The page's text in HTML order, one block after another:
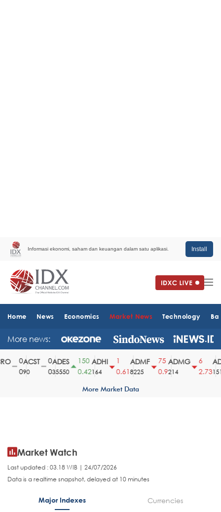
Informasi ekonomi, saham dan keuangan dalam satu aplikasi. Install
Home News Economics Market News Technology
More news:
ACST
90
ADES
35550
150
0.42
ADHI
164
0.61
ADMF
8225
75
0.9
ADMG
214
2.731510
More Market Data
Market Watch
Last updated : 03.18 WIB | 24/07/2026
Data is a realtime snapshot, delayed at 10 minutes
Major Indexes Currencies